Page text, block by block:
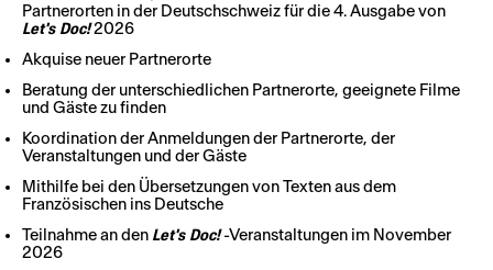
Partnerorten in der Deutschschweiz für die 4. Ausgabe von
Let's Doc!2026
Akquise neuer Partnerorte
Beratung der unterschiedlichen Partnerorte, geeignete Filme
und Gäste zu finden
Koordination der Anmeldungen der Partnerorte, der
Veranstaltungen und der Gäste
Mithilfe bei den Übersetzungen von Texten aus dem
Französischen ins Deutsche
Teilnahme an den Let's Doc!-Veranstaltungen im November
2026